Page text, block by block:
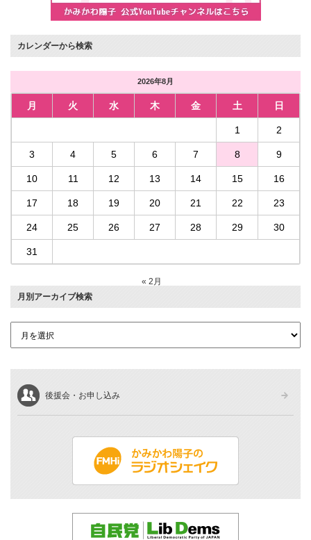
カレンダーから検索
2026年8月
月 火 水 木 金 土 日
1 2
3 4 5 6 7 8 9
10 11 12 13 14 15 16
17 18 19 20 21 22 23
24 25 26 27 28 29 30
31
« 2月
月別アーカイブ検索
後援会・お申し込み